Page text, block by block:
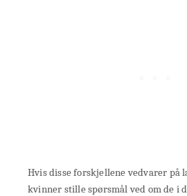
Hvis disse forskjellene vedvarer på
kvinner stille spørsmål ved om de i